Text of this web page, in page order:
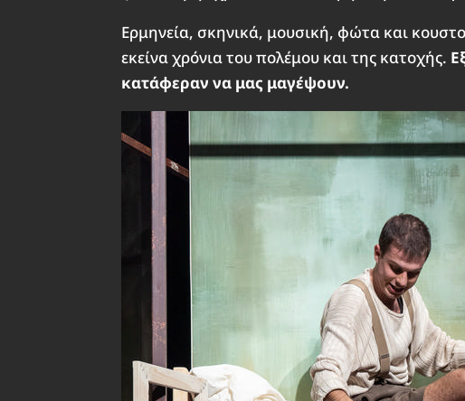
Ερμηνεία, σκηνικά, μουσική, φώτα και
εκείνα χρόνια του πολέμου και της κατοχής.
κατάφεραν να μας μαγέψουν.